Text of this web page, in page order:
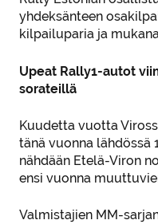
yhdeksänteen
kilpailuparia ja
Upeat Rally1-autot
sorateillä
Kuudetta vuotta
tänä vuonna lähdössä
nähdään Etelä-Viron
ensi vuonna
Valmistajien MM-